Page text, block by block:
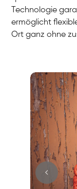
Technologie
ermöglicht
Ort ganz ohne
Stefan
Gesang / Vocal